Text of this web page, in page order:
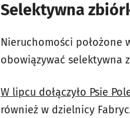
Selektywna
Nieruchomości położone
obowiązywać selektywna
W lipcu dołączyło Psie
również w dzielnicy